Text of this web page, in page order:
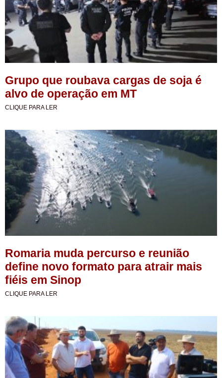
Grupo que roubava cargas de soja é
alvo de operação em MT
CLIQUE PARA LER
Romaria muda percurso e reunião
define novo formato para atrair mais
fiéis em Sinop
CLIQUE PARA LER